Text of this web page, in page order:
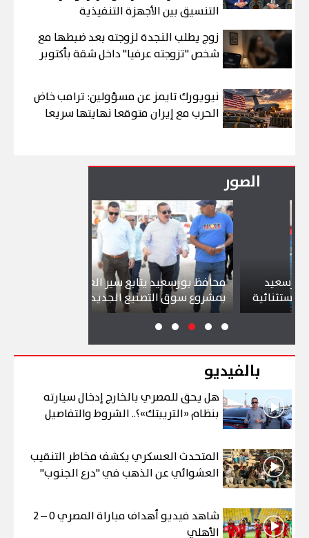
التنسيق بين الأجهزة التنفيذية
زوج يطلب النجدة لزوجته بعد ضبطها مع
شخص "تزوجته عرفيا" داخل شقة بأكتوبر
نيويورك تايمز عن مسؤولين: ترامب خاض
الحرب مع إيران متوقعا نهايتها سريعا
الصور
محافظ بورسعيد يتابع سير العمل
بمشروع سوق التصنيع الجديد
بالفيديو
هل يحق للمصري بالخارج إدخال سيارته
بنظام «التريبتك»؟.. الشروط والتفاصيل
المتحدث العسكري يكشف مخاطر التنقيب
العشوائي عن الذهب في "درع الجنوب"
شاهد فيديو أهداف مباراة المصري 0 – 2
الأهلي